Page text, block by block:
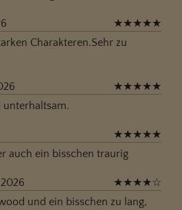
★★★★★
Charakteren.Sehr zu
★★★★★
unterhaltsam.
★★★★★
auch ein bisschen traurig
★★★★☆
und ein bisschen zu lang,